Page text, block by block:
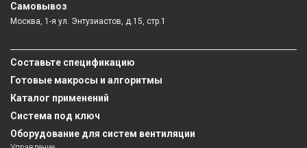
Самовывоз
Москва, 1-я ул. Энтузиастов, д.15, стр.1
Составьте спецификацию
Готовые макросы и алгоритмы
Каталог применений
Система под ключ
Оборудование для систем вентиляции